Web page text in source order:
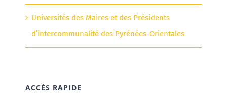
Universités des Maires et des Présidents
d’intercommunalité des Pyrénées-Orientales
ACCÈS RAPIDE